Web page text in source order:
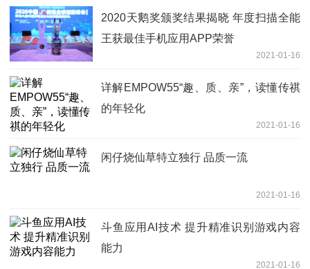
2020天鹅奖颁奖结果揭晓 年度扫描全能
王获最佳手机应用APP荣誉
2021-01-16
详解EMPOW55“趣、质、亲”，读懂传祺
的年轻化
2021-01-16
闲仔烧仙草特立独行 品质一流
2021-01-16
斗鱼应用AI技术 提升精准识别游戏内容
能力
2021-01-16